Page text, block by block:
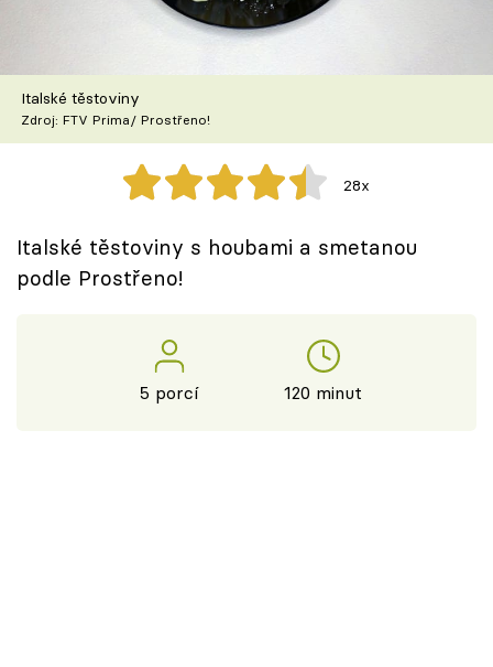
Recepty z TV
Speciál: Cuketa
Těhotnej kuchař
Sledujte prima+
Italské těstoviny
Zdroj: FTV Prima/ Prostřeno!
28x
Italské těstoviny s houbami a smetanou
podle Prostřeno!
5 porcí 120 minut